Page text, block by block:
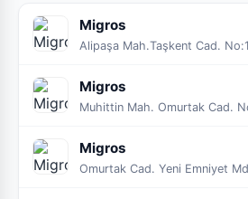
Migros
Alipaşa Mah.Taşkent Cad. No:1
Migros
Muhittin Mah. Omurtak Cad.
Migros